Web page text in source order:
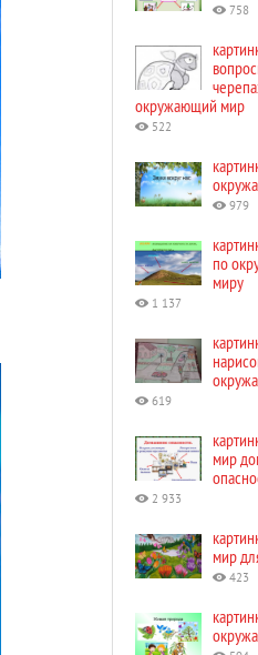
758
окружающий мир
522
979
по
миру
1 137
619
мир
2 933
мир
423